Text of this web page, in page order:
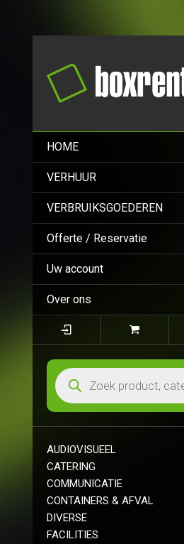
HOME
VERHUUR
VERBRUIKSGOEDEREN
Offerte / Reservatie
Uw account
Over ons
AUDIOVISUEEL
CATERING
COMMUNICATIE
CONTAINERS & AFVAL
DIVERSE
FACILITIES